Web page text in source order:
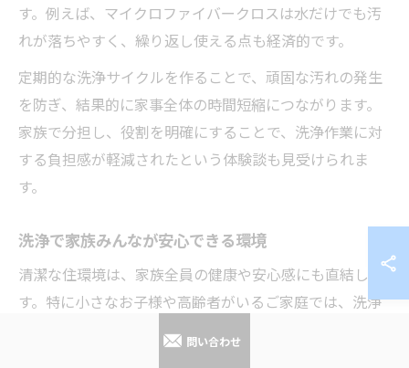
す。例えば、マイクロファイバークロスは水だけでも汚
れが落ちやすく、繰り返し使える点も経済的です。
定期的な洗浄サイクルを作ることで、頑固な汚れの発生
を防ぎ、結果的に家事全体の時間短縮につながります。
家族で分担し、役割を明確にすることで、洗浄作業に対
する負担感が軽減されたという体験談も見受けられま
す。
洗浄で家族みんなが安心できる環境
清潔な住環境は、家族全員の健康や安心感にも直結しま
す。特に小さなお子様や高齢者がいるご家庭では、洗浄
問い合わせ